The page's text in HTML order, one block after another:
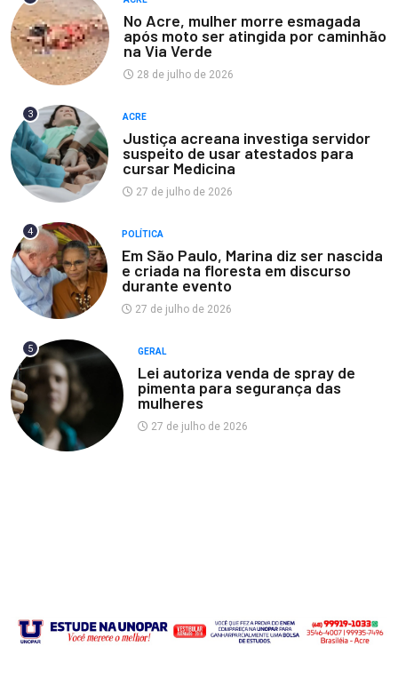
No Acre, mulher morre esmagada
após moto ser atingida por caminhão
na Via Verde
28 de julho de 2026
3 ACRE
Justiça acreana investiga servidor
suspeito de usar atestados para
cursar Medicina
27 de julho de 2026
4 POLÍTICA
Em São Paulo, Marina diz ser nascida
e criada na floresta em discurso
durante evento
27 de julho de 2026
5 GERAL
Lei autoriza venda de spray de
pimenta para segurança das
mulheres
27 de julho de 2026